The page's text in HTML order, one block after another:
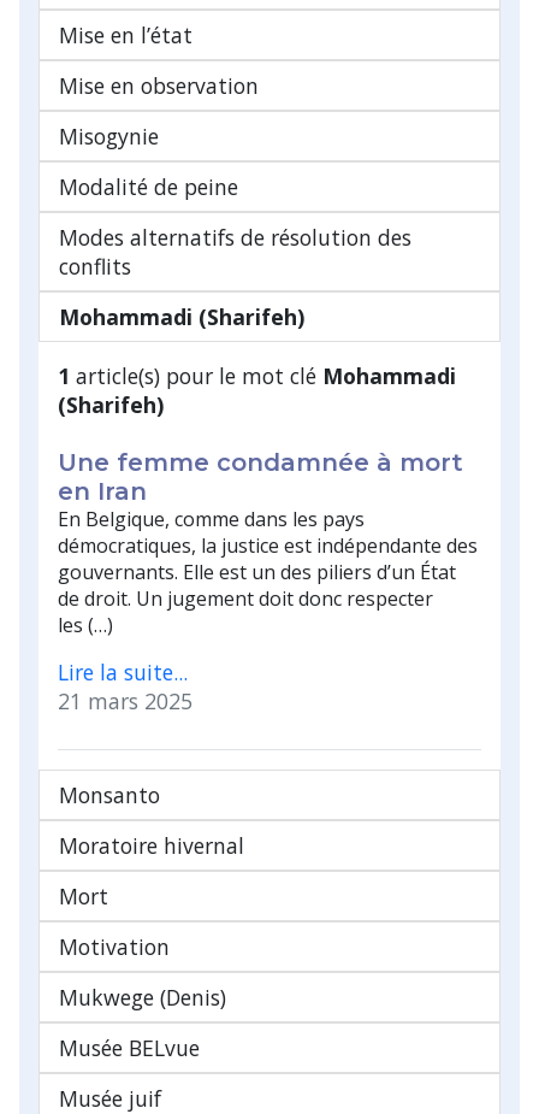
Mise en l’état
Mise en observation
Misogynie
Modalité de peine
Modes alternatifs de résolution des
conflits
Mohammadi (Sharifeh)
1 article(s) pour le mot clé Mohammadi
(Sharifeh)
Une femme condamnée à mort
en Iran
En Belgique, comme dans les pays
démocratiques, la justice est indépendante des
gouvernants. Elle est un des piliers d’un État
de droit. Un jugement doit donc respecter
les (…)
Lire la suite...
21 mars 2025
Monsanto
Moratoire hivernal
Mort
Motivation
Mukwege (Denis)
Musée BELvue
Musée juif